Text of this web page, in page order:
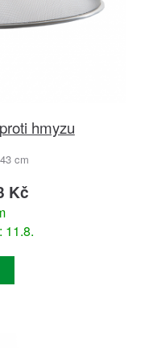
hmyzu
cm
Kč
11.8.